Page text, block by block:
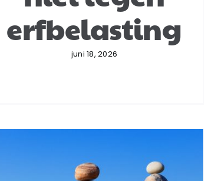
erfbelasting
juni 18, 2026